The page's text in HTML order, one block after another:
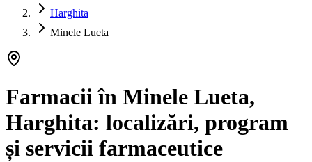
Harghita
Minele Lueta
Farmacii în Minele Lueta,
Harghita: localizări, program
și servicii farmaceutice